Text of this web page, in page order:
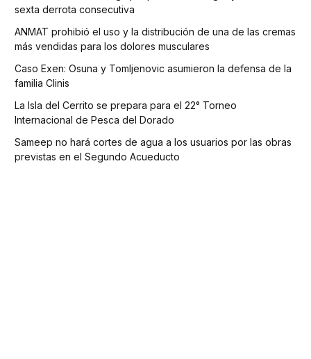
sexta derrota consecutiva
ANMAT prohibió el uso y la distribución de una de las cremas
más vendidas para los dolores musculares
Caso Exen: Osuna y Tomljenovic asumieron la defensa de la
familia Clinis
La Isla del Cerrito se prepara para el 22° Torneo
Internacional de Pesca del Dorado
Sameep no hará cortes de agua a los usuarios por las obras
previstas en el Segundo Acueducto